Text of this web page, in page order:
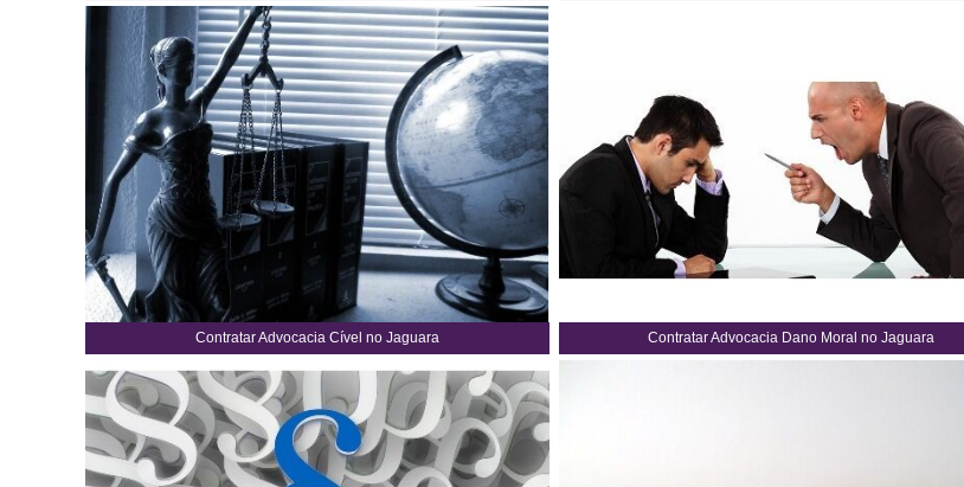
Contratar Advocacia Cível no Jaguara Contratar Advocacia Dano Moral no Jaguara